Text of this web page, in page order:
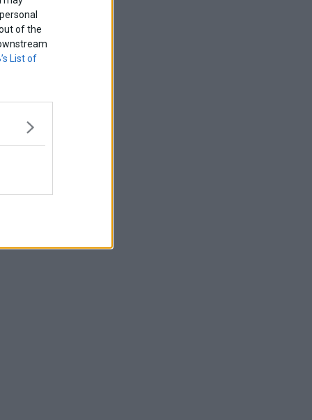
of the
List of